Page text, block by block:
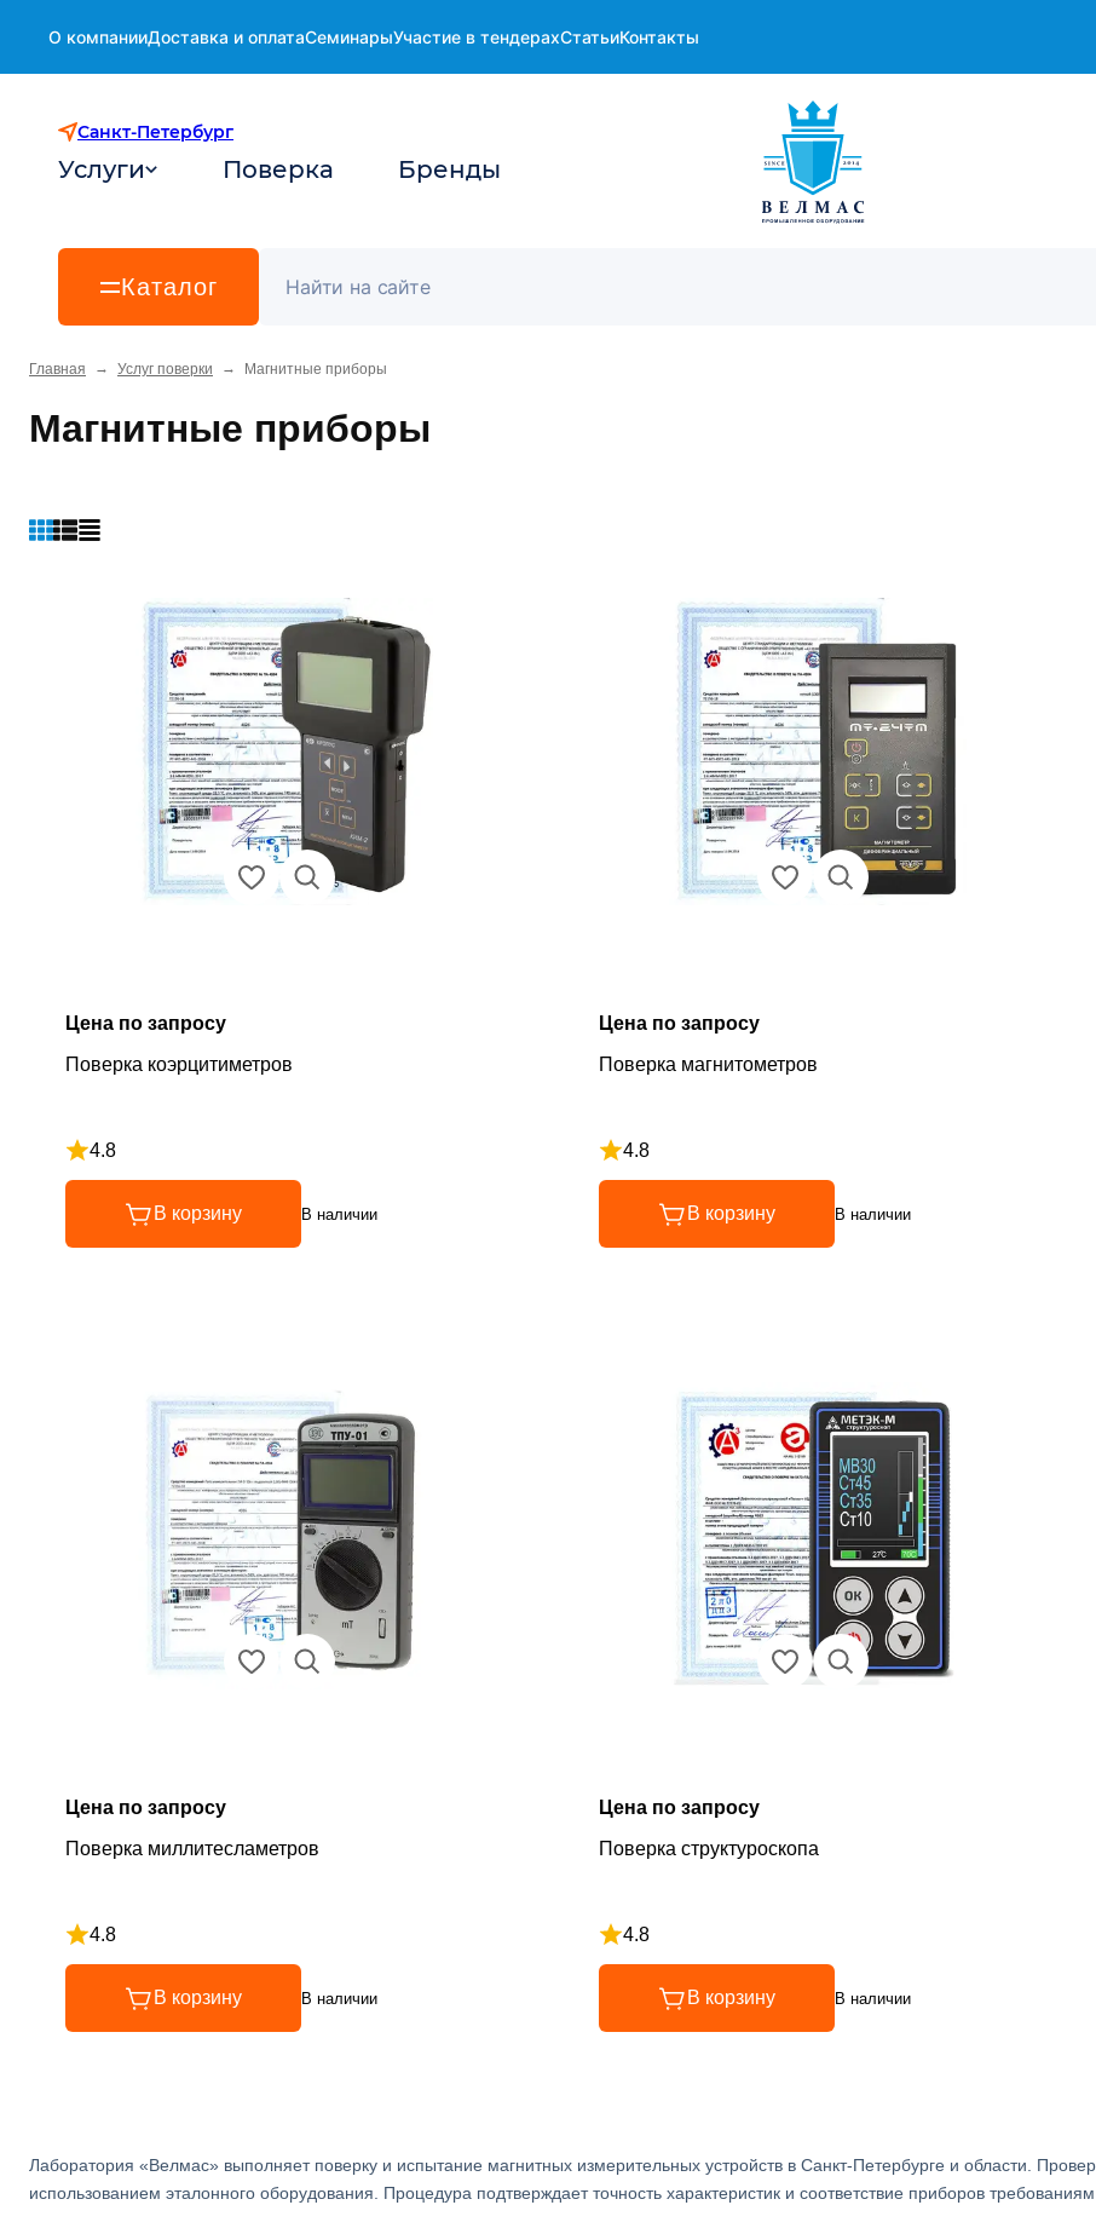
О компанииДоставка и оплатаСеминарыУчастие в тендерахСтатьиКонтакты
Санкт-Петербург
Услуги Поверка Бренды
Каталог
Главная → Услуг поверки → Магнитные приборы
Магнитные приборы
Цена по запросу
Поверка коэрцитиметров
4.8
Рейтинг 4.8 из 5
В корзину В наличии
Цена по запросу
Поверка магнитометров
4.8
Рейтинг 4.8 из 5
В корзину В наличии
Цена по запросу
Поверка миллитесламетров
4.8
Рейтинг 4.8 из 5
В корзину В наличии
Цена по запросу
Поверка структуроскопа
4.8
Рейтинг 4.8 из 5
В корзину В наличии
Лаборатория «Велмас» выполняет поверку и испытание магнитных измерительных устройств в Санкт-Петербурге и области.
использованием эталонного оборудования. Процедура подтверждает точность характеристик и соответствие приборов